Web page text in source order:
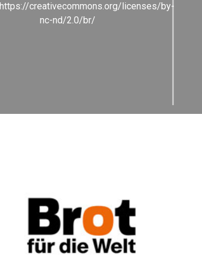
https://creativecommons.org/licenses/by-
nc-nd/2.0/br/